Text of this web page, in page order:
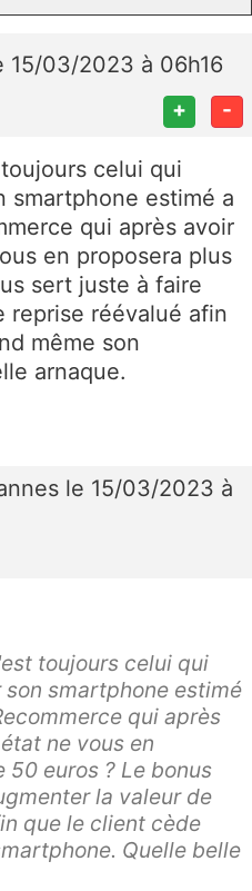
15/03/2023 à 06h16
+ -
celui qui
smartphone estimé a
qui après avoir
en proposera plus
sert juste à faire
reprise réévalué afin
même son
arnaque.
le 15/03/2023 à
toujours celui qui
smartphone estimé
qui après
ne vous en
50 euros ? Le bonus
la valeur de
que le client cède
Quelle belle